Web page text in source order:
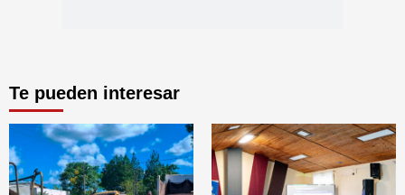
Te pueden interesar